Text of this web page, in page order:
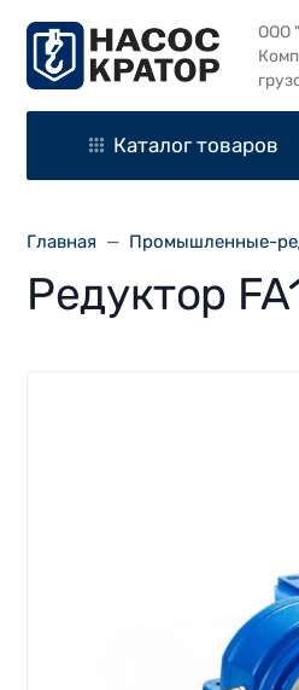
ООО
Каталог товаров
Главная Промышленные-
Редуктор